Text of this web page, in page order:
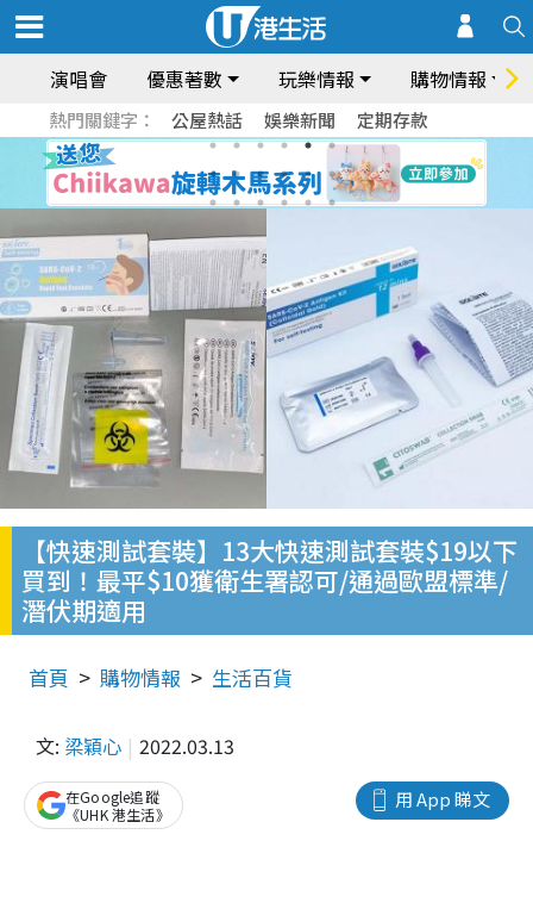
演唱會 優惠著數 玩樂情報 購物情報
熱門關鍵字： 公屋熱話 娛樂新聞 定期存款
【快速測試套裝】13大快速測試套裝$19以下
買到！最平$10獲衛生署認可/通過歐盟標準/
潛伏期適用
首頁 購物情報 生活百貨
文: 梁穎心 2022.03.13
用 App 睇文
在Google追蹤
《UHK 港生活》